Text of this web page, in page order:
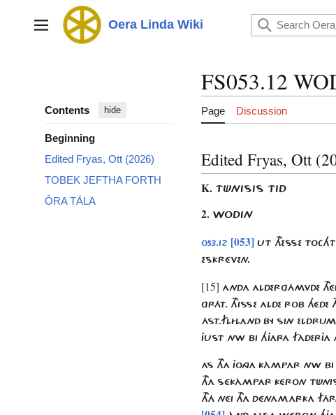
Main menu Oera Linda Wiki
Contents hide
Beginning
Edited Fryas, Ott (2026)
TOBEK JEFTHA FORTH
ÔRA TÁLA
FS053.12
Page Discussion
Edited Fryas, Ott
K. TÜNISIS TID
2. WODIN
053.12 [053] UT THESSE
ESKRÉVEN.
[15] ANDA ALDERGÁMVDE
GRÁT. THISSE ALDE ROB
ÁST-FLÍLAND BY SIN
JUST NW BI HJARA
AS THA JONGA KÀMPAR NW BI
THA SÉKÀMPAR KÉRON
THÁ NÉI THA DÉNAMARKA